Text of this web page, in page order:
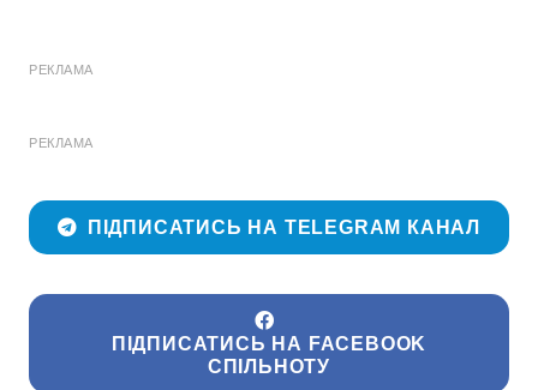
РЕКЛАМА
РЕКЛАМА
ПІДПИСАТИСЬ НА TELEGRAM КАНАЛ
ПІДПИСАТИСЬ НА FACEBOOK
СПІЛЬНОТУ